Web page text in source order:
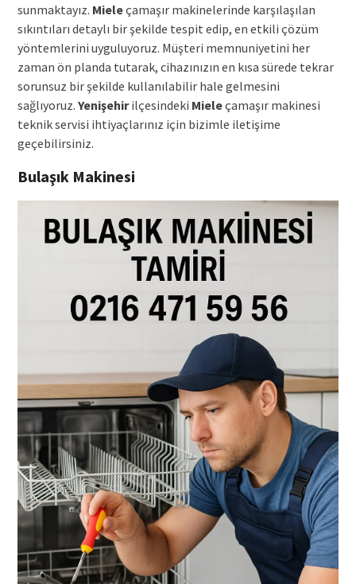
sunmaktayız. Mieleçamaşır makinelerinde karşılaşılan
sıkıntıları detaylı bir şekilde tespit edip, en etkili çözüm
yöntemlerini uyguluyoruz. Müşteri memnuniyetini her
zaman ön planda tutarak, cihazınızın en kısa sürede tekrar
sorunsuz bir şekilde kullanılabilir hale gelmesini
sağlıyoruz. Yenişehirilçesindeki Mieleçamaşır makinesi
teknik servisi ihtiyaçlarınız için bizimle iletişime
geçebilirsiniz.
Bulaşık Makinesi